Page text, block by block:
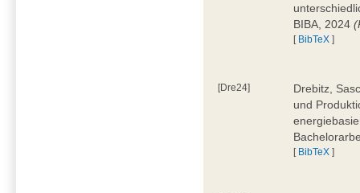
BIBA, 2024
[ BibTeX ]
[Dre24]
Drebitz,
und
[ BibTeX ]